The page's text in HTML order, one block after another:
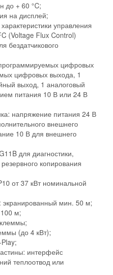
до + 60 °C;
на дисплей;
управления
(Voltage Flux Control)
бездатчикового
цифровых
цифровых выхода, 1
выход, 1 аналоговый
питания 10 В или 24 В
напряжение питания 24 В
внешнего
10 В для внешнего
для диагностики,
копирования
от 37 кВт номинальной
экранированный мин. 50 м;
м;
(до 4 кВт);
интерфейс
теплоотвод или